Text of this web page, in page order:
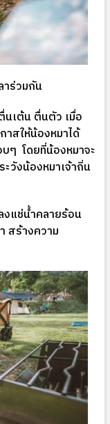
าร่วมกัน
นเต้น ตื่นตัว เมื่อ
าสให้น้องหมาได้
ๆ โดยที่น้องหมาจะ
วังน้องหมาเจ้าถิ่น
งแช่น้ำคลายร้อน
สร้างความ